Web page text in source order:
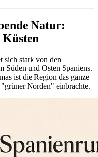
Natur:
sich stark von den
Süden und Osten Spaniens.
ist die Region das ganze
Norden" einbrachte.